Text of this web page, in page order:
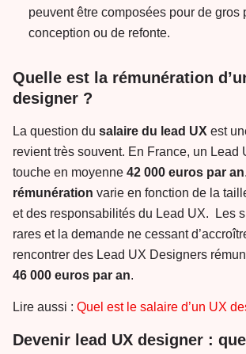
peuvent être composées pour de gros
conception ou de refonte.
Quelle est la rémunération
designer ?
La question du salaire du lead UX est
revient très souvent. En France, un Lead
touche en moyenne 42 000 euros par an
rémunération varie en fonction de la
et des responsabilités du Lead UX. Les
rares et la demande ne cessant
rencontrer des Lead UX Designers
46 000 euros par an.
Lire aussi : Quel est le salaire d’un UX
Devenir lead UX designer :